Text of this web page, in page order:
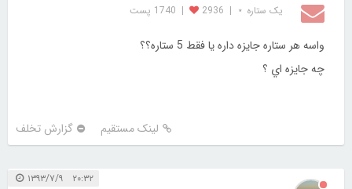
یک ستاره ⋆ |
2936
| 1740 پست
واسه هر ستاره جايزه داره يا فقط 5 ستاره؟؟
چه جايزه اي ؟
لینک مستقیم گزارش تخلف
۲۰:۳۲ ۱۳۹۳/۷/۹